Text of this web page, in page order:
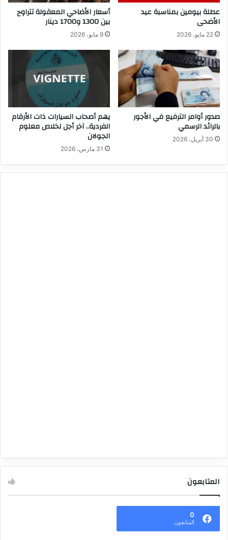
عطلة بيومين بمناسبة عيد
الأضحى
22 مايو، 2026
أسعار الأضاحي المعقولة تتراوح
بين 1300 و1700 دينار
9 مايو، 2026
صدور أوامر الترفيع في الأجور
بالرائد الرسمي
30 أبريل، 2026
يهم أصحاب السيارات ذات الأرقام
الفردية.. آخر أجل لخلاص معلوم
الجولان
31 مارس، 2026
المتابعون
0
المتابعون